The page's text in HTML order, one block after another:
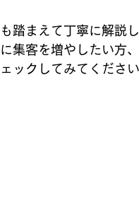
踏まえて丁寧に解説し
集客を増やしたい方
ックしてみてください